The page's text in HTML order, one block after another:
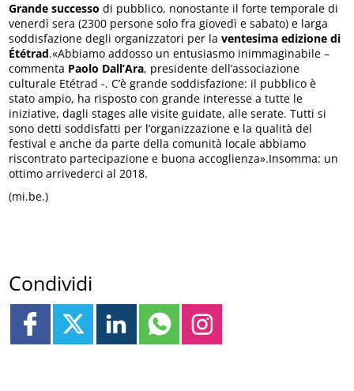
Grande successo di pubblico, nonostante il forte temporale di
venerdì sera (2300 persone solo fra giovedì e sabato) e larga
soddisfazione degli organizzatori per la ventesima edizione di
Ététrad.«Abbiamo addosso un entusiasmo inimmaginabile –
commenta Paolo Dall’Ara, presidente dell’associazione
culturale Etétrad -. C’è grande soddisfazione: il pubblico è
stato ampio, ha risposto con grande interesse a tutte le
iniziative, dagli stages alle visite guidate, alle serate. Tutti si
sono detti soddisfatti per l’organizzazione e la qualità del
festival e anche da parte della comunità locale abbiamo
riscontrato partecipazione e buona accoglienza».Insomma: un
ottimo arrivederci al 2018.
(mi.be.)
Condividi